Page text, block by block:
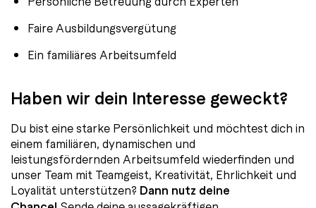
Faire Ausbildungsvergütung
Ein familiäres Arbeitsumfeld
Haben wir dein Interesse geweckt?
Du bist eine starke Persönlichkeit und möchtest dich in
einem familiären, dynamischen und
leistungsfördernden Arbeitsumfeld wiederfinden und
unser Team mit Teamgeist, Kreativität, Ehrlichkeit und
Loyalität unterstützen? Dann nutz deine